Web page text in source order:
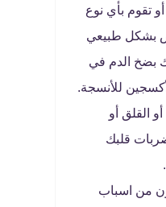
تقوم بأي نوع
بشكل طبيعي
بضخ الدم في
للأنسجة.
القلق أو
قلبك
من اسباب